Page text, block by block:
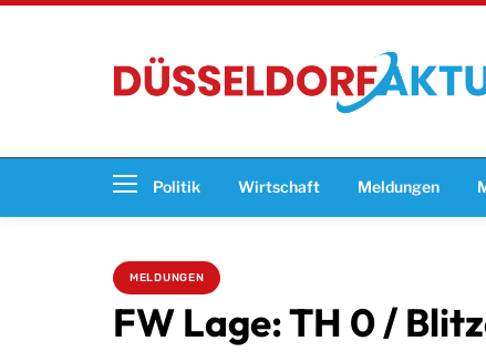
Politik Wirtschaft Meldungen
MELDUNGEN
FW Lage: TH 0 /